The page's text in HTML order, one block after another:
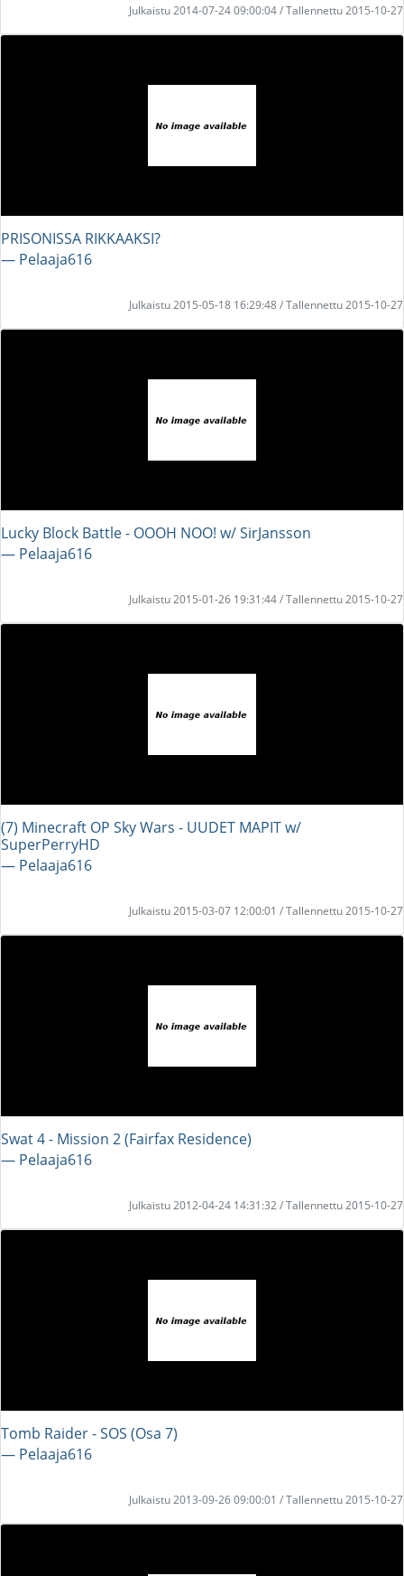
Julkaistu 2014-07-24 09:00:04 / Tallennettu 2015-10-27
PRISONISSA RIKKAAKSI?
― Pelaaja616
Julkaistu 2015-05-18 16:29:48 / Tallennettu 2015-10-27
Lucky Block Battle - OOOH NOO! w/ SirJansson
― Pelaaja616
Julkaistu 2015-01-26 19:31:44 / Tallennettu 2015-10-27
(7) Minecraft OP Sky Wars - UUDET MAPIT w/
SuperPerryHD
― Pelaaja616
Julkaistu 2015-03-07 12:00:01 / Tallennettu 2015-10-27
Swat 4 - Mission 2 (Fairfax Residence)
― Pelaaja616
Julkaistu 2012-04-24 14:31:32 / Tallennettu 2015-10-27
Tomb Raider - SOS (Osa 7)
― Pelaaja616
Julkaistu 2013-09-26 09:00:01 / Tallennettu 2015-10-27